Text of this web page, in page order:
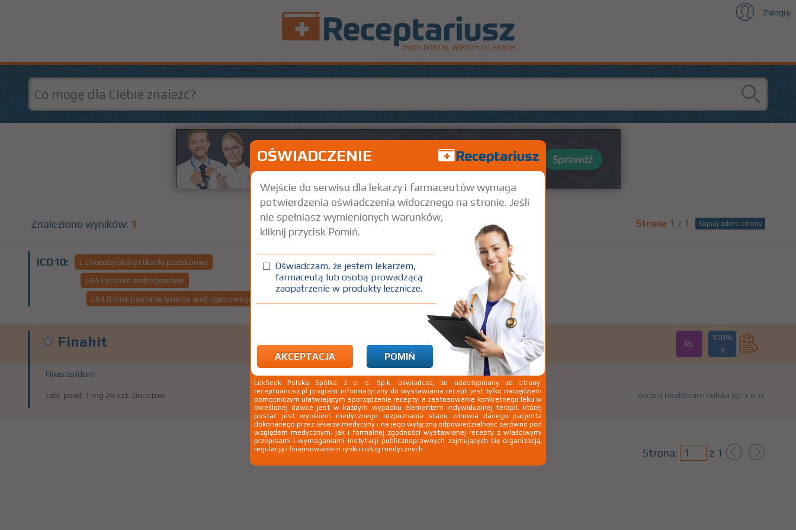
Zaloguj
Znaleziono wyników: 1 Kopiuj adres strony
Strona 1 z 1
ICD10:
L Choroby skóry i tkanki podskórnej
L64 Łysienie androgenowe
L64.8 Inne postacie łysienia androgenowego
Finahit Rx
100%
X
Finasteridum
tabl. powl. 1 mg 28 szt. Doustnie Accord Healthcare Polska Sp. z o. o.
Strona: z 1
OŚWIADCZENIE
Wejście do serwisu dla lekarzy i farmaceutów wymaga
potwierdzenia oświadczenia widocznego na stronie. Jeśli
nie spełniasz wymienionych warunków,
kliknij przycisk Pomiń.
Oświadczam, że jestem lekarzem,
farmaceutą lub osobą prowadzącą
zaopatrzenie w produkty lecznicze.
AKCEPTACJA POMIŃ
LekSeek Polska Spółka z o. o. Sp.k. oświadcza, że udostępniany ze strony:
receptuariusz.pl program informatyczny do wystawiania recept jest tylko narzędziem
pomocniczym ułatwiającym sporządzenie recepty, a zastosowanie konkretnego leku w
określonej dawce jest w każdym wypadku elementem indywidualnej terapii, której
postać jest wynikiem medycznego rozpoznania stanu zdrowia danego pacjenta
dokonanego przez lekarza medycyny i na jego wyłączną odpowiedzialność zarówno pod
względem medycznym, jak i formalnej zgodności wystawianej recepty z właściwymi
przepisami i wymaganiami instytucji publicznoprawnych zajmujących się organizacją,
regulacją i finansowaniem rynku usług medycznych.